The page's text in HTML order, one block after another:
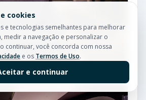
cookies
e tecnologias semelhantes para melhorar
medir a navegação e personalizar o
continuar, você concorda com nossa
e os Termos de Uso.
e continuar